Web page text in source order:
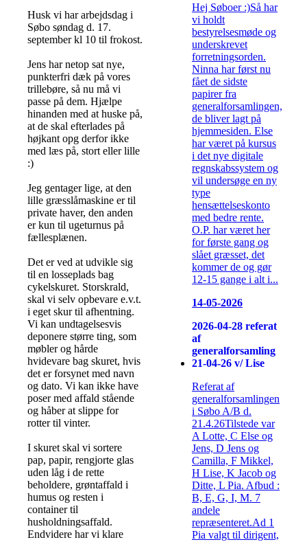
Husk vi har arbejdsdag i
Søbo søndag d. 17.
september kl 10 til frokost.
Jens har netop sat nye,
punkterfri dæk på vores
trillebøre, så nu må vi
passe på dem. Hjælpe
hinanden med at huske på,
at de skal efterlades på
højkant opg derfor ikke
med læs på, stort eller lille
:)
Jeg gentager lige, at den
lille græsslåmaskine er til
private haver, den anden
er kun til ugeturnus på
fællesplænen.
Det er ved at udvikle sig
til en losseplads bag
cykelskuret. Storskrald,
skal vi selv opbevare e.v.t.
i eget skur til afhentning.
Vi kan undtagelsesvis
deponere større ting, som
møbler og hårde
hvidevare bag skuret, hvis
det er forsynet med navn
og dato. Vi kan ikke have
poser med affald stående
og håber at slippe for
rotter til vinter.
I skuret skal vi sortere
pap, papir, rengjorte glas
uden låg i de rette
beholdere, grøntaffald i
humus og resten i
container til
husholdningsaffald.
Endvidere har vi klare
Hej Søboer :)Så har
vi holdt
bestyrelsesmøde og
underskrevet
forretningsorden.
Ninna har først nu
fået de sidste
papirer fra
generalforsamlingen,
de bliver lagt på
hjemmesiden. Else
har været på kursus
i det nye digitale
regnskabssystem og
vil undersøge en ny
type
hensættelseskonto
med bedre rente.
O.P. har været her
for første gang og
slået græsset, det
kommer de og gør
12-15 gange i alt i...
14-05-2026
2026-04-28 referat
af
generalforsamling
21-04-26 v/ Lise
Referat af
generalforsamlingen
i Søbo A/B d.
21.4.26Tilstede var
A Lotte, C Else og
Jens, D Jens og
Camilla, F Mikkel,
H Lise, K Jacob og
Ditte, L Pia. Afbud :
B, E, G, I, M. 7
andele
repræsenteret.Ad 1
Pia valgt til dirigent,